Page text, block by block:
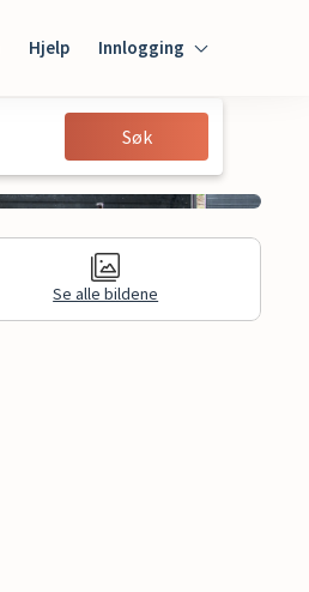
Hjelp Innlogging
Innlogging
Gjest
Søk
Se alle bildene